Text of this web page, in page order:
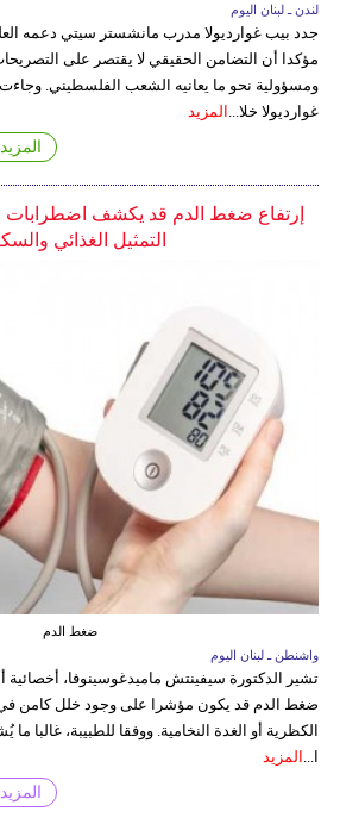
لندن ـ لبنان اليوم
جدد بيب غوارديولا مدرب مانشستر سيتي دعمه
مؤكدا أن التضامن الحقيقي لا يقتصر على
ومسؤولية نحو ما يعانيه الشعب الفلسطيني.
غوارديولا خلا...
المزيد
إرتفاع ضغط الدم قد يكشف اضطرابات
التمثيل الغذائي
ضغط الدم
واشنطن ـ لبنان اليوم
تشير الدكتورة سيفينتش ماميدغوسينوفا، أخصائية
ضغط الدم قد يكون مؤشرا على وجود خلل كامن في
الكظرية أو الغدة النخامية. ووفقا للطبيبة، غالبا
ا... المزيد